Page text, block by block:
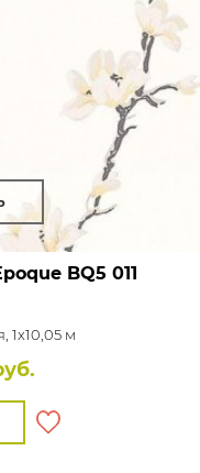
BQ5 011
1x10,05 м